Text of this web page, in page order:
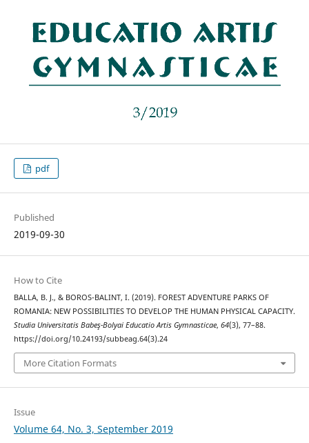
pdf
Published
2019-09-30
How to Cite
BALLA, B. J., & BOROS-BALINT, I. (2019). FOREST ADVENTURE PARKS OF
ROMANIA: NEW POSSIBILITIES TO DEVELOP THE HUMAN PHYSICAL CAPACITY.
Studia Universitatis Babeş-Bolyai Educatio Artis Gymnasticae, 64(3), 77–88.
https://doi.org/10.24193/subbeag.64(3).24
More Citation Formats
Issue
Volume 64, No. 3, September 2019